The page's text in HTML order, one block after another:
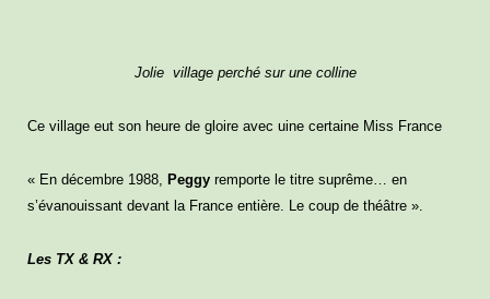
Jolie village perché sur une colline
Ce village eut son heure de gloire avec uine certaine Miss France
« En décembre 1988, Peggy remporte le titre suprême… en
s’évanouissant devant la France entière. Le coup de théâtre ».
Les TX & RX :